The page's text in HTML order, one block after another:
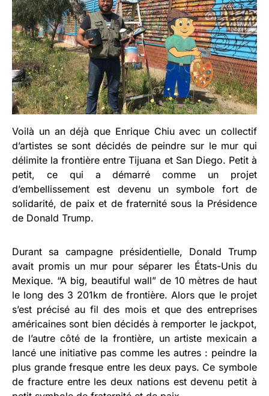
Voilà un an déjà que Enrique Chiu avec un collectif
d’artistes se sont décidés de peindre sur le mur qui
délimite la frontière entre Tijuana et San Diego. Petit à
petit, ce qui a démarré comme un projet
d’embellissement est devenu un symbole fort de
solidarité, de paix et de fraternité sous la Présidence
de Donald Trump.
Durant sa campagne présidentielle, Donald Trump
avait promis un mur pour séparer les États-Unis du
Mexique. “A big, beautiful wall” de 10 mètres de haut
le long des 3 201km de frontière. Alors que le projet
s’est précisé au fil des mois et que des entreprises
américaines sont bien décidés à remporter le jackpot,
de l’autre côté de la frontière, un artiste mexicain a
lancé une initiative pas comme les autres : peindre la
plus grande fresque entre les deux pays. Ce symbole
de fracture entre les deux nations est devenu petit à